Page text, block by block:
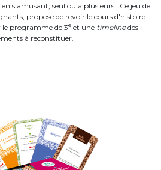
s'amusant, seul ou à plusieurs ! Ce jeu de
propose de revoir le cours d'histoire
le programme de 3eet une timelinedes
à reconstituer.